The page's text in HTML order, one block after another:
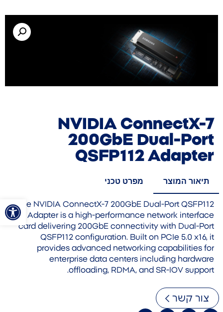
פתח
NVIDIA ConnectX-7
200GbE Dual-Port
QSFP112 Adapter
תיאור המוצר מפרט טכני
The NVIDIA ConnectX-7 200GbE Dual-Port QSFP112
Adapter is a high-performance network interface
card delivering 200GbE connectivity with Dual-Port
QSFP112 configuration. Built on PCIe 5.0 x16, it
provides advanced networking capabilities for
enterprise data centers including hardware
offloading, RDMA, and SR-IOV support.
צור קשר